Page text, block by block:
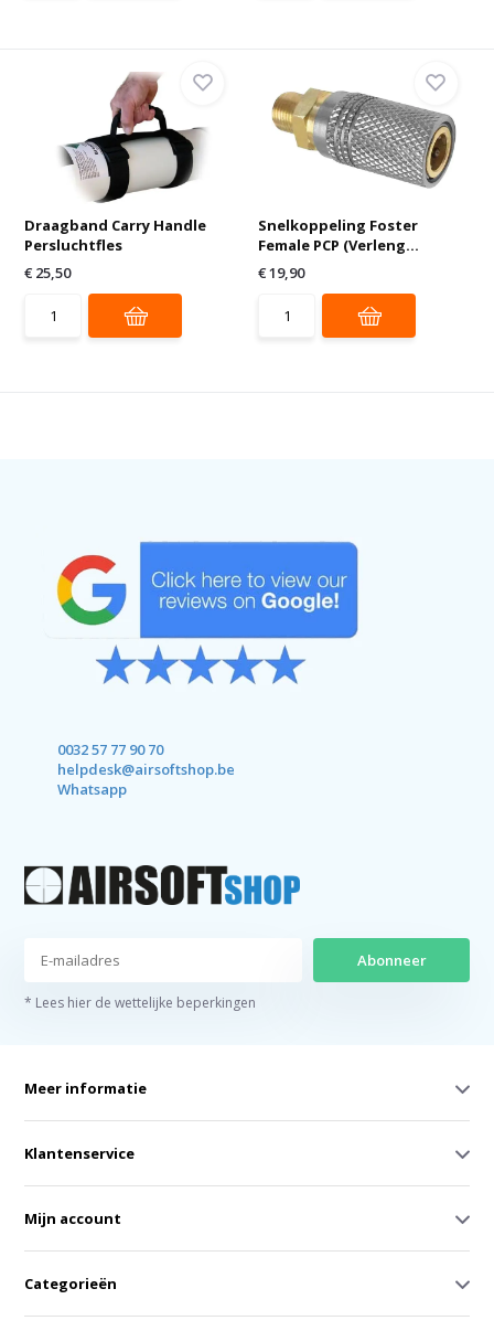
Draagband Carry Handle
Persluchtfles
€ 25,50
Snelkoppeling Foster
Female PCP (Verleng...
€ 19,90
0032 57 77 90 70
helpdesk@airsoftshop.be
Whatsapp
Abonneer
* Lees hier de wettelijke beperkingen
Meer informatie
Klantenservice
Mijn account
Categorieën